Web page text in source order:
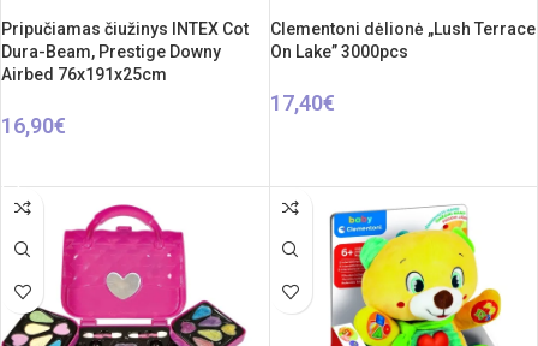
Pripučiamas čiužinys INTEX Cot
Dura-Beam, Prestige Downy
Airbed 76x191x25cm
16,90€
Clementoni dėlionė „Lush Terrace
On Lake” 3000pcs
17,40€